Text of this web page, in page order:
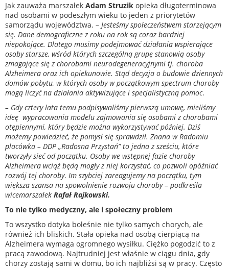
Jak zauważa marszałek Adam Struzik opieka długoterminowa
nad osobami w podeszłym wieku to jeden z priorytetów
samorządu województwa. – Jesteśmy społeczeństwem starzejącym
się. Dane demograficzne z roku na rok są coraz bardziej
niepokojące. Dlatego musimy podejmować działania wspierające
osoby starsze, wśród których szczególną grupę stanowią osoby
zmagające się z chorobami neurodegeneracyjnymi tj. choroba
Alzheimera oraz ich opiekunowie. Stąd decyzja o budowie dziennych
domów pobytu, w których osoby w początkowym spectrum choroby
mogą liczyć na działania aktywizujące i specjalistyczną pomoc.
– Gdy cztery lata temu podpisywaliśmy pierwszą umowę, mieliśmy
ideę wypracowania modelu zajmowania się osobami z chorobami
otępiennymi, który będzie można wykorzystywać później. Dziś
możemy powiedzieć, że pomysł się sprawdził. Znana w Radomiu
placówka – DDP „Radosna Przystań” to jedna z sześciu, które
tworzyły sieć od początku. Osoby we wstępnej fazie choroby
Alzheimera wciąż będą mogły z niej korzystać, co pozwoli opóźniać
rozwój tej choroby. Im szybciej zareagujemy na początku, tym
większa szansa na spowolnienie rozwoju choroby – podkreśla
wicemarszałek Rafał Rajkowski.
To nie tylko medyczny, ale i społeczny problem
To wszystko dotyka boleśnie nie tylko samych chorych, ale
również ich bliskich. Stała opieka nad osobą cierpiącą na
Alzheimera wymaga ogromnego wysiłku. Ciężko pogodzić to z
pracą zawodową. Najtrudniej jest właśnie w ciągu dnia, gdy
chorzy zostają sami w domu, bo ich najbliżsi są w pracy. Często